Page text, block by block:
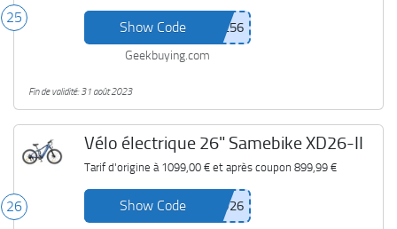
25
Show Code
Geekbuying.com
Fin de validité: 31 août 2023
26
Vélo électrique 26" Samebike XD26-II
Tarif d'origine à 1099,00 €et après coupon 899,99 €
Show Code